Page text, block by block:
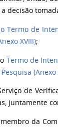
decisão
o Termo de
XVIII);
Termo de
Pesquisa (Anexo
de
juntamente
da